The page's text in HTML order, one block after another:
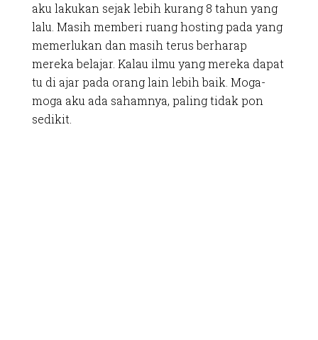
aku lakukan sejak lebih kurang 8 tahun yang
lalu. Masih memberi ruang hosting pada yang
memerlukan dan masih terus berharap
mereka belajar. Kalau ilmu yang mereka dapat
tu di ajar pada orang lain lebih baik. Moga-
moga aku ada sahamnya, paling tidak pon
sedikit.